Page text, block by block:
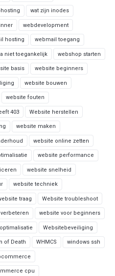
wat zijn inodes
webdevelopment
hosting webmail toegang
niet toegankelijk webshop starten
basis website beginners
website bouwen
website fouten
403 Website herstellen
website maken
website online zetten
website performance
website snelheid
website techniek
traag Website troubleshoot
website voor beginners
Websitebeveiliging
of Death WHMCS windows ssh
cpu